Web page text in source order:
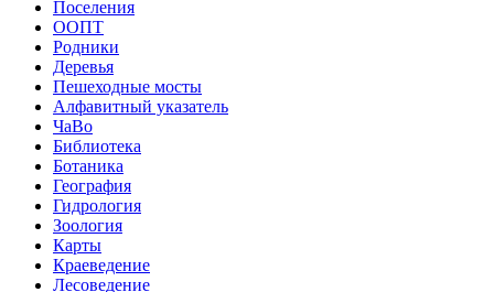
Поселения
ООПТ
Родники
Деревья
Пешеходные мосты
Алфавитный указатель
ЧаВо
Библиотека
Ботаника
География
Гидрология
Зоология
Карты
Краеведение
Лесоведение